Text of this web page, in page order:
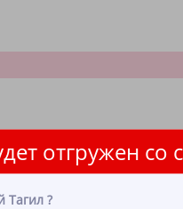
отгружен со
Тагил ?